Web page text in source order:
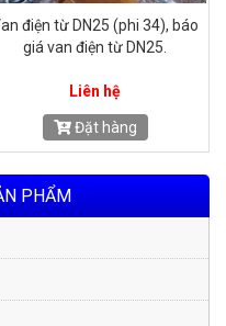
điện từ DN40 (phi 49), báo
giá van điện từ DN40.
Liên hệ
Đặt hàng
PHẨM